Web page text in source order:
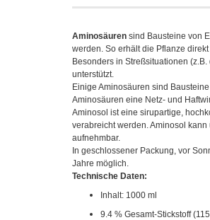
Aminosäuren sind Bausteine von
werden. So erhält die Pflanze direkt
Besonders in Streßsituationen
unterstützt.
Einige Aminosäuren sind
Aminosäuren eine Netz- und
Aminosol ist eine sirupartige,
verabreicht werden. Aminosol
aufnehmbar.
In geschlossener Packung, vor
Jahre möglich.
Technische Daten:
Inhalt: 1000 ml
9.4 % Gesamt-Stickstoff